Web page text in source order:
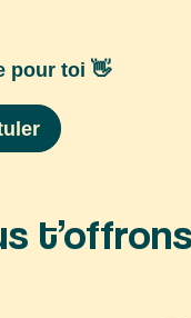
pour toi 👋
t’offrons